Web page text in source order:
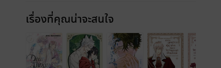
เรื่องที่คุณน่าจะสนใจ